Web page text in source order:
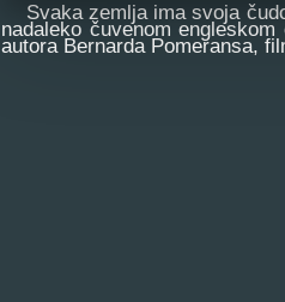
Svaka zemlja ima svoja
nadaleko čuvenom
autora Bernarda Pomeransa,